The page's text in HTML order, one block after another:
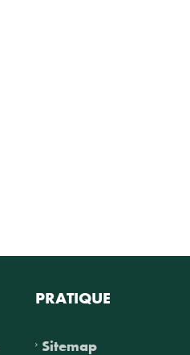
PRATIQUE
Sitemap